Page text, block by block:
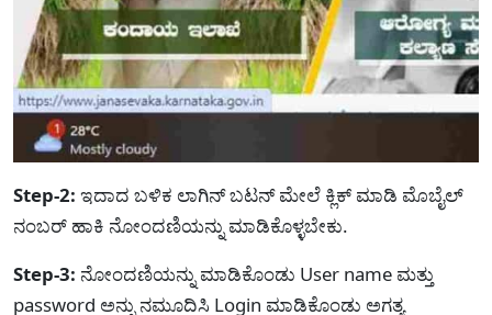
Step-2: ಇದಾದ ಬಳಿಕ ಲಾಗಿನ್ ಬಟನ್ ಮೇಲೆ ಕ್ಲಿಕ್ ಮಾಡಿ ಮೊಬೈಲ್
ನಂಬರ್ ಹಾಕಿ ನೋಂದಣಿಯನ್ನು ಮಾಡಿಕೊಳ್ಳಬೇಕು.
Step-3: ನೋಂದಣಿಯನ್ನು ಮಾಡಿಕೊಂಡು User name ಮತ್ತು
password ಅನ್ನು ನಮೂದಿಸಿ Login ಮಾಡಿಕೊಂಡು ಅಗತ್ಯ